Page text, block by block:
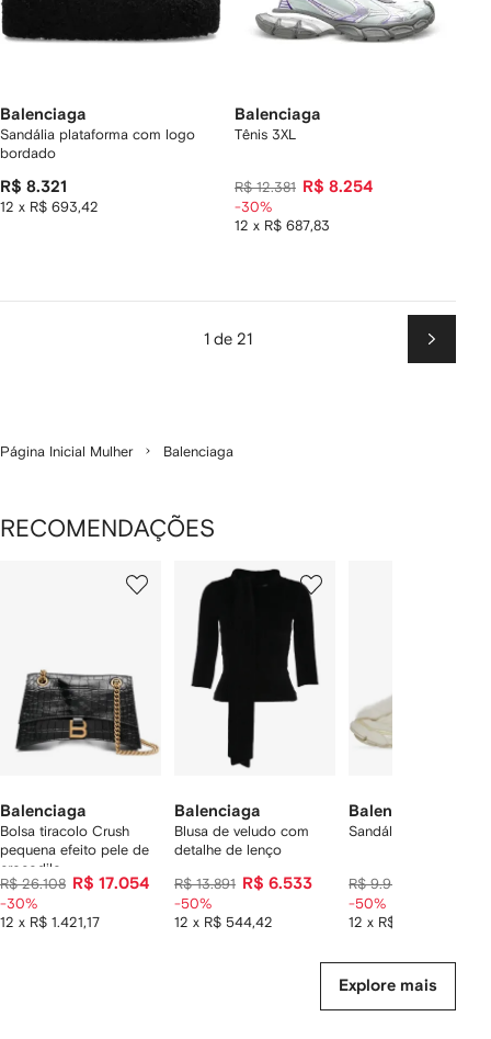
Balenciaga
Sandália plataforma com logo
bordado
R$ 8.321
12 x R$ 693,42
Balenciaga
Tênis 3XL
R$ 12.381 R$ 8.254
12 x R$ 687,83
-30%
1 de 21
Página Inicial Mulher Balenciaga
RECOMENDAÇÕES
Balenciaga
Bolsa tiracolo Crush
pequena efeito pele de
crocodilo
R$ 26.108
R$ 17.054
12 x R$ 1.421,17
-30%
Balenciaga
Blusa de veludo com
detalhe de lenço
R$ 13.891 R$ 6.533
12 x R$ 544,42
-50%
Balenciaga
Sandália Furry
R$ 9.952
12 x R$ 392,58
-50%
Explore mais